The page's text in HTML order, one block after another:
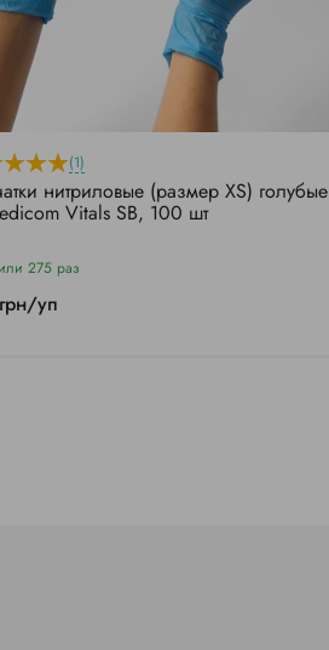
(1)
нитриловые (размер XS) голубые
Vitals SB, 100 шт
275 раз
уп